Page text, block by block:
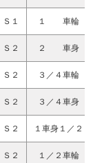
Ｓ１ １ 車輪
Ｓ２ ２ 車身
Ｓ２ ３／４車輪
Ｓ２ ３／４車身
Ｓ２ １車身１／２
Ｓ２ １／２車輪